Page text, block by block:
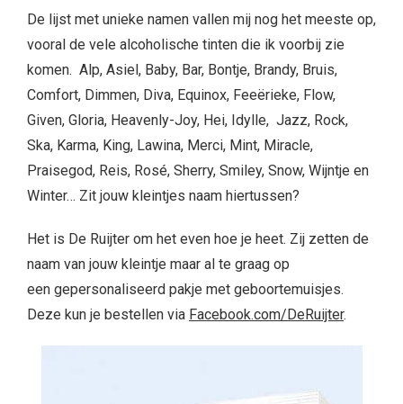
De lijst met unieke namen vallen mij nog het meeste op,
vooral de vele alcoholische tinten die ik voorbij zie
komen. Alp, Asiel, Baby, Bar, Bontje, Brandy, Bruis,
Comfort, Dimmen, Diva, Equinox, Feeërieke, Flow,
Given, Gloria, Heavenly-Joy, Hei, Idylle, Jazz, Rock,
Ska, Karma, King, Lawina, Merci, Mint, Miracle,
Praisegod, Reis, Rosé, Sherry, Smiley, Snow, Wijntje en
Winter… Zit jouw kleintjes naam hiertussen?
Het is De Ruijter om het even hoe je heet. Zij zetten de
naam van jouw kleintje maar al te graag op
een gepersonaliseerd pakje met geboortemuisjes.
Deze kun je bestellen via Facebook.com/DeRuijter.